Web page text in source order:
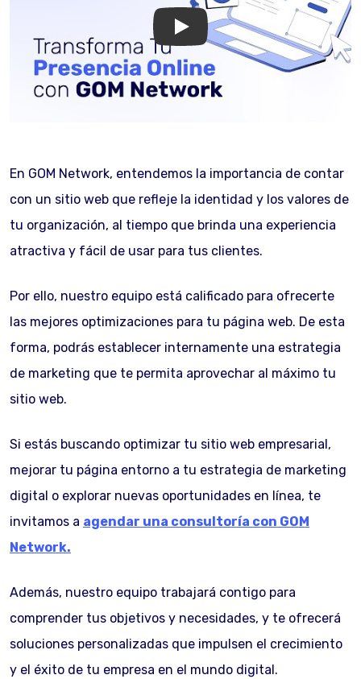
GOM Network
En GOM Network, entendemos la importancia de contar
con un sitio web que refleje la identidad y los valores de
tu organización, al tiempo que brinda una experiencia
atractiva y fácil de usar para tus clientes.
Por ello, nuestro equipo está calificado para ofrecerte
las mejores optimizaciones para tu página web. De esta
forma, podrás establecer internamente una estrategia
de marketing que te permita aprovechar al máximo tu
sitio web.
Si estás buscando optimizar tu sitio web empresarial,
mejorar tu página entorno a tu estrategia de marketing
digital o explorar nuevas oportunidades en línea, te
invitamos a agendar una consultoría con GOM
Network.
Además, nuestro equipo trabajará contigo para
comprender tus objetivos y necesidades, y te ofrecerá
soluciones personalizadas que impulsen el crecimiento
y el éxito de tu empresa en el mundo digital.